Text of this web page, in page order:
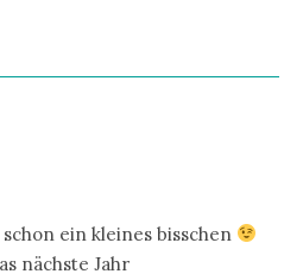
ein kleines bisschen
nächste Jahr